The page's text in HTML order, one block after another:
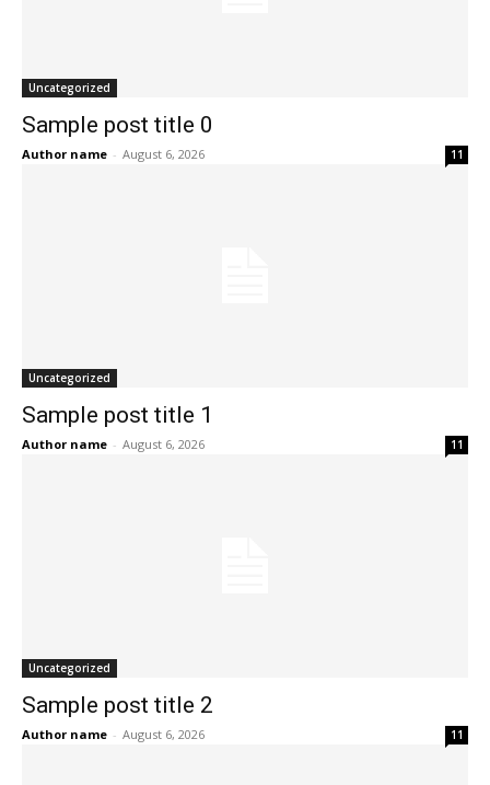
Uncategorized
Sample post title 0
Author name - August 6, 2026 11
Uncategorized
Sample post title 1
Author name - August 6, 2026 11
Uncategorized
Sample post title 2
Author name - August 6, 2026 11